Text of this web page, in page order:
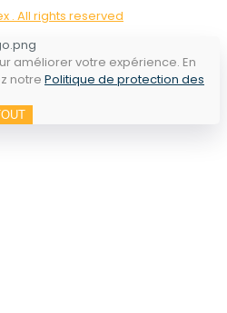
. All rights reserved
améliorer votre expérience. En
notre Politique de protection des